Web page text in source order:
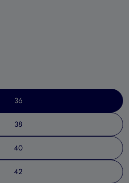
36
38
40
42